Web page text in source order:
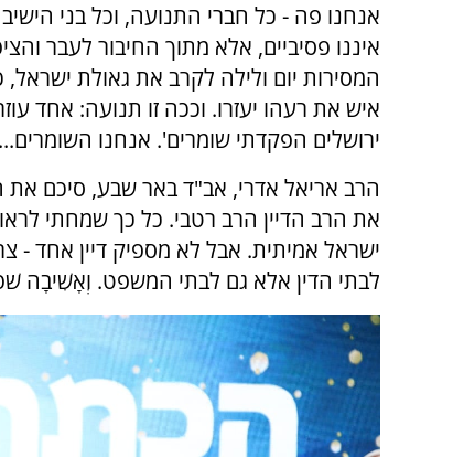
אנחנו פה - כל חברי התנועה, וכל בני
איננו פסיביים, אלא מתוך החיבור לעבר
המסירות יום ולילה לקרב את גאולת
איש את רעהו יעזרו. וככה זו תנועה: אחד
ירושלים הפקדתי שומרים'. אנחנו
הרב אריאל אדרי, אב"ד באר שבע, סיכם את
את הרב הדיין הרב רטבי. כל כך שמחתי
ישראל אמיתית. אבל לא מספיק דיין אחד -
לבתי הדין אלא גם לבתי המשפט. וְאָשִׁיבָה